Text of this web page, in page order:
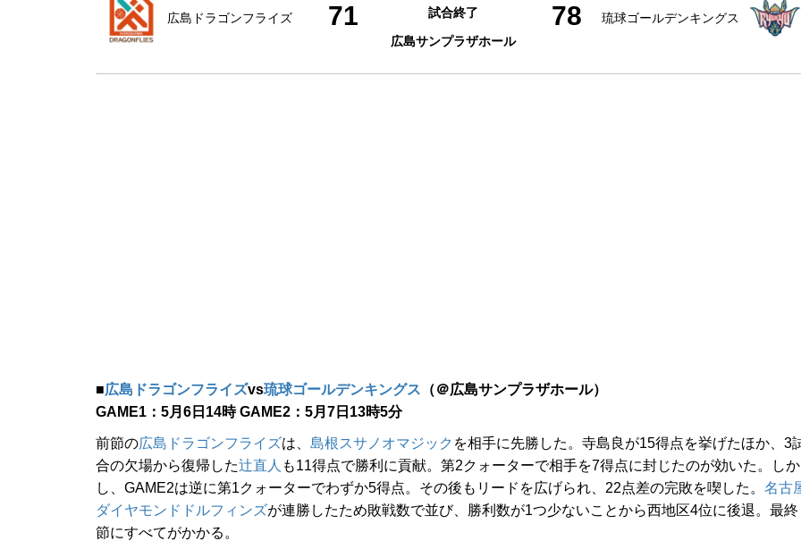
広島ドラゴンフライズ 71
試合終了
広島サンプラザホール
78 琉球ゴールデンキングス
■広島ドラゴンフライズvs琉球ゴールデンキングス （＠広島サンプラザホール）
GAME1：5月6日14時 GAME2：5月7日13時5分
前節の広島ドラゴンフライズは、 島根スサノオマジック を相手に先勝した。寺島良が15得点を挙げたほか、3
合の欠場から復帰した辻直人 も11得点で勝利に貢献。第2クォーターで相手を7得点に封じたのが効いた。しか
し、GAME2は逆に第1クォーターでわずか5得点。その後もリードを広げられ、22点差の完敗を喫した。 名古
ダイヤモンドドルフィンズが連勝したため敗戦数で並び、勝利数が1つ少ないことから西地区4位に後退。最終
節にすべてがかかる。